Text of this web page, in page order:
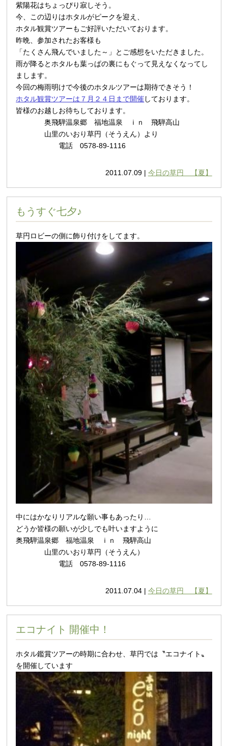
紫陽花はちょっぴり寂しそう。
今、この辺りはホタルがピークを迎え、
ホタル観賞ツアーもご好評いただいております。
昨晩、参加されたお客様も
「たくさん飛んでいました～」とご感想をいただきました。
雨が降るとホタルも葉っぱの裏にもぐって見えなくなってし
まします。
今回の梅雨明けで今後のホタルツアーは期待できそう！
ホタル観賞ツアーは７月２４日まで開催しております。
皆様のお越しお待ちしております。
奥飛騨温泉郷 福地温泉 ｉｎ 飛騨高山
山里のいおり草円（そうえん）より
電話 0578-89-1116
2011.07.09 | 今日の草円 【夏】
もうすぐ七夕♪
草円ロビーの側に飾り付けをしてます。
中にはかなりリアルな願い事もあったり…
どうか皆様の願いが少しでも叶いますように
奥飛騨温泉郷 福地温泉 ｉｎ 飛騨高山
山里のいおり草円（そうえん）
電話 0578-89-1116
2011.07.04 | 今日の草円 【夏】
エコナイト 開催中！
ホタル鑑賞ツアーの時期に合わせ、草円では〝エコナイト〟
を開催しています